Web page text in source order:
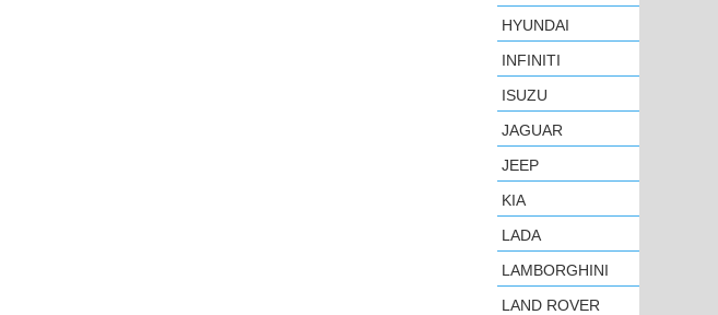
HYUNDAI
INFINITI
ISUZU
JAGUAR
JEEP
KIA
LADA
LAMBORGHINI
LAND ROVER